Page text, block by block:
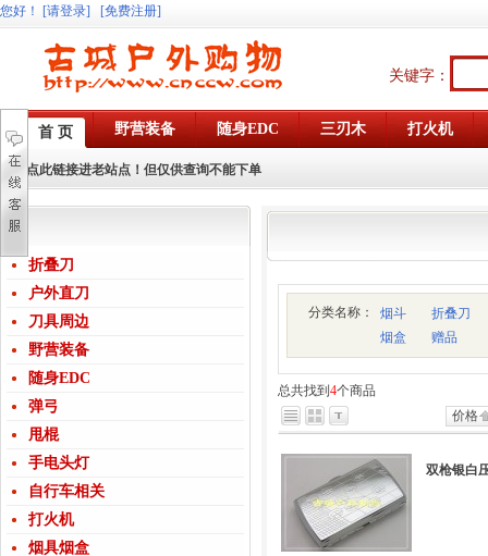
您好 ！ [请登录] [免费注册]
关键字：
首 页 野营装备 随身EDC 三刃木 打火机
点此链接进老站点！但仅供查询不能下单
折叠刀
户外直刀
刀具周边
野营装备
随身EDC
弹弓
甩棍
手电头灯
自行车相关
打火机
烟具烟盒
分类名称： 烟斗
折叠刀
烟盒
赠品
总共找到 4个商品
价格
双枪银白